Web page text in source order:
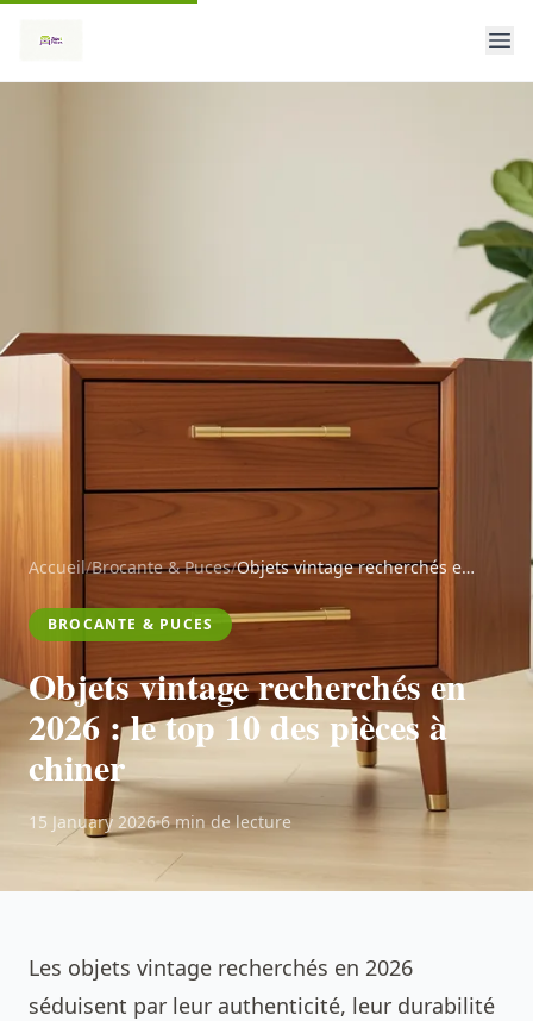
Accueil/Brocante & Puces/ Objets vintage recherchés en 2026 : le top 10 des pièces à chiner
BROCANTE & PUCES
Objets vintage recherchés en
2026 : le top 10 des pièces à
chiner
15 January 2026 6 min de lecture
Les objets vintage recherchés en 2026
séduisent par leur authenticité, leur durabilité